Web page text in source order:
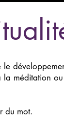
la méditation
du mot.